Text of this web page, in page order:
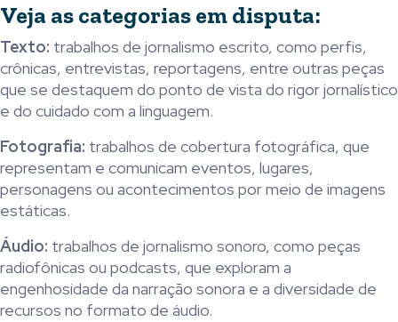
Veja as categorias em disputa:
Texto: trabalhos de jornalismo escrito, como perfis,
crônicas, entrevistas, reportagens, entre outras peças
que se destaquem do ponto de vista do rigor jornalístico
e do cuidado com a linguagem.
Fotografia: trabalhos de cobertura fotográfica, que
representam e comunicam eventos, lugares,
personagens ou acontecimentos por meio de imagens
estáticas.
Áudio: trabalhos de jornalismo sonoro, como peças
radiofônicas ou podcasts, que exploram a
engenhosidade da narração sonora e a diversidade de
recursos no formato de áudio.